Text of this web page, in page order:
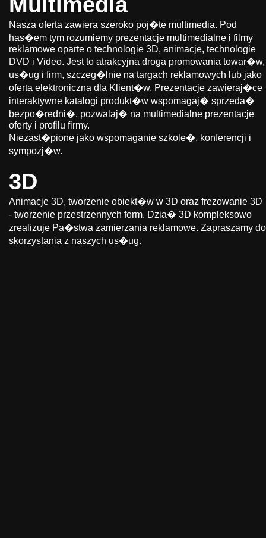
Nasza oferta zawiera szeroko poj�te multimedia. Pod
has�em tym rozumiemy prezentacje multimedialne i filmy
reklamowe oparte o technologie 3D, animacje, technologie
DVD i Video. Jest to atrakcyjna droga promowania towar�w,
us�ug i firm, szczeg�lnie na targach reklamowych lub jako
oferta elektroniczna dla Klient�w. Prezentacje zawieraj�ce
interaktywne katalogi produkt�w wspomagaj� sprzeda�
bezpo�redni�, pozwalaj� na multimedialne prezentacje
oferty i profilu firmy.
Niezast�pione jako wspomaganie szkole�, konferencji i
sympozj�w.
3D
Animacje 3D, tworzenie obiekt�w w 3D oraz frezowanie 3D
- tworzenie przestrzennych form. Dzia� 3D kompleksowo
zrealizuje Pa�stwa zamierzania reklamowe. Zapraszamy do
skorzystania z naszych us�ug.